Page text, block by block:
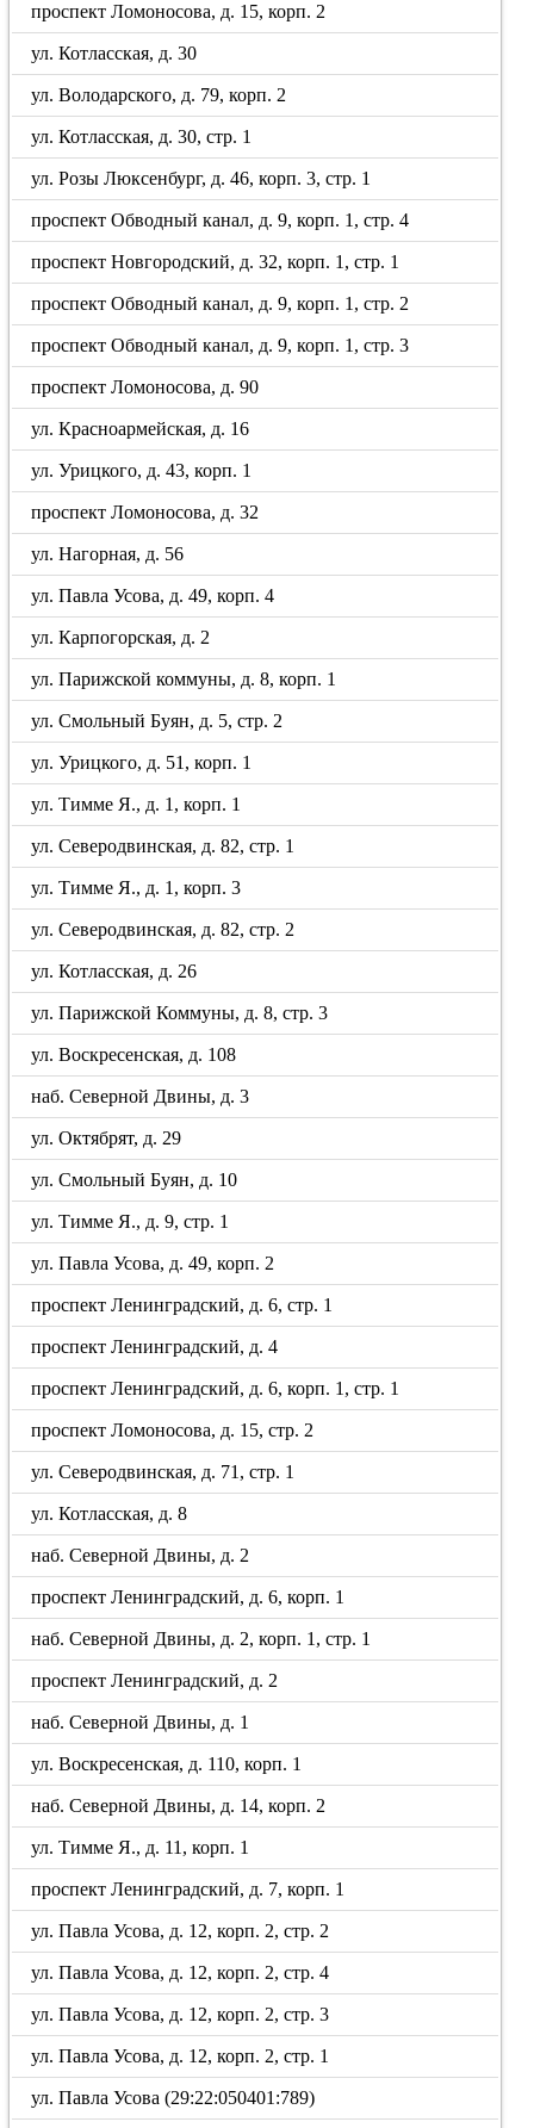
проспект Ломоносова, д. 15, корп. 2
ул. Котласская, д. 30
ул. Володарского, д. 79, корп. 2
ул. Котласская, д. 30, стр. 1
ул. Розы Люксенбург, д. 46, корп. 3, стр. 1
проспект Обводный канал, д. 9, корп. 1, стр. 4
проспект Новгородский, д. 32, корп. 1, стр. 1
проспект Обводный канал, д. 9, корп. 1, стр. 2
проспект Обводный канал, д. 9, корп. 1, стр. 3
проспект Ломоносова, д. 90
ул. Красноармейская, д. 16
ул. Урицкого, д. 43, корп. 1
проспект Ломоносова, д. 32
ул. Нагорная, д. 56
ул. Павла Усова, д. 49, корп. 4
ул. Карпогорская, д. 2
ул. Парижской коммуны, д. 8, корп. 1
ул. Смольный Буян, д. 5, стр. 2
ул. Урицкого, д. 51, корп. 1
ул. Тимме Я., д. 1, корп. 1
ул. Северодвинская, д. 82, стр. 1
ул. Тимме Я., д. 1, корп. 3
ул. Северодвинская, д. 82, стр. 2
ул. Котласская, д. 26
ул. Парижской Коммуны, д. 8, стр. 3
ул. Воскресенская, д. 108
наб. Северной Двины, д. 3
ул. Октябрят, д. 29
ул. Смольный Буян, д. 10
ул. Тимме Я., д. 9, стр. 1
ул. Павла Усова, д. 49, корп. 2
проспект Ленинградский, д. 6, стр. 1
проспект Ленинградский, д. 4
проспект Ленинградский, д. 6, корп. 1, стр. 1
проспект Ломоносова, д. 15, стр. 2
ул. Северодвинская, д. 71, стр. 1
ул. Котласская, д. 8
наб. Северной Двины, д. 2
проспект Ленинградский, д. 6, корп. 1
наб. Северной Двины, д. 2, корп. 1, стр. 1
проспект Ленинградский, д. 2
наб. Северной Двины, д. 1
ул. Воскресенская, д. 110, корп. 1
наб. Северной Двины, д. 14, корп. 2
ул. Тимме Я., д. 11, корп. 1
проспект Ленинградский, д. 7, корп. 1
ул. Павла Усова, д. 12, корп. 2, стр. 2
ул. Павла Усова, д. 12, корп. 2, стр. 4
ул. Павла Усова, д. 12, корп. 2, стр. 3
ул. Павла Усова, д. 12, корп. 2, стр. 1
ул. Павла Усова (29:22:050401:789)